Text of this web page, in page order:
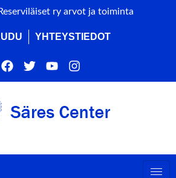
ry arvot ja toiminta
YHTEYSTIEDOT